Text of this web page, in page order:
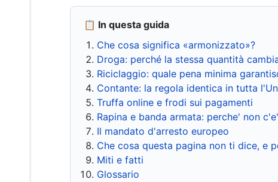
📋 In questa guida
Che cosa significa «armonizzato»?
Droga: perché la stessa quantità
Riciclaggio: quale pena minima
Contante: la regola identica in tutta
Truffa online e frodi sui pagamenti
Rapina e banda armata: perche' non
Il mandato d'arresto europeo
Che cosa questa pagina non ti dice, e
Miti e fatti
Glossario